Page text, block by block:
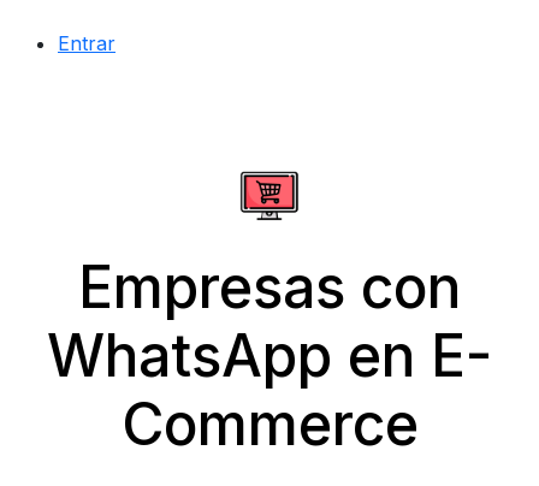
Entrar
Empresas con
WhatsApp en E-
Commerce